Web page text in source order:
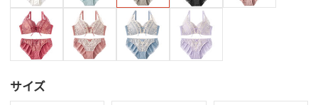
サイズ